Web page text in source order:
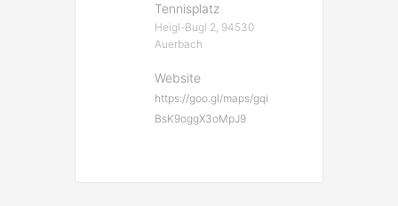
Tennisplatz
Heigl-Bugl 2, 94530
Auerbach
Website
https://goo.gl/maps/gqi
BsK9oggX3oMpJ9